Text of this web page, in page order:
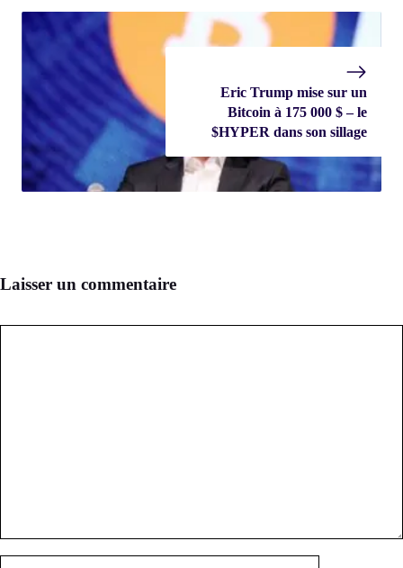
Eric Trump mise sur un
Bitcoin à 175 000 $ – le
$HYPER dans son sillage
Laisser un commentaire